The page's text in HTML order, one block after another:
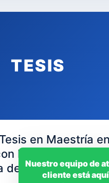
TESIS
en Maestría en
Mención en
de Recursos
Nuestro equipo de
cliente está